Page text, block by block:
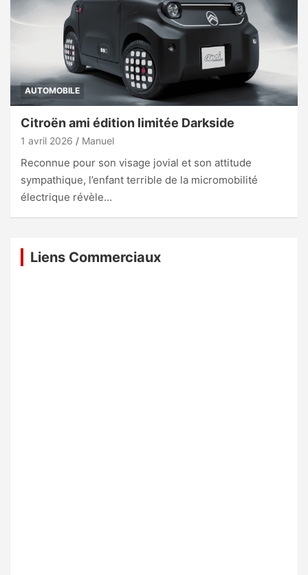
AUTOMOBILE
Citroën ami édition limitée Darkside
1 avril 2026 Manuel
Reconnue pour son visage jovial et son attitude
sympathique, l’enfant terrible de la micromobilité
électrique révèle…
Liens Commerciaux